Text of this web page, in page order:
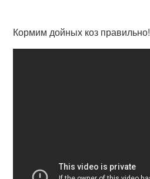
Кормим дойных коз правильно!